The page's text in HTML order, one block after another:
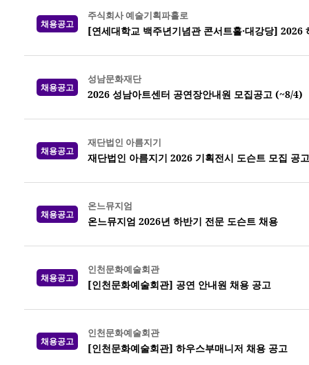
채용공고
주식회사 예술기획파홀로
[연세대학교 백주년기념관 콘서트홀·대강당] 2026
채용공고
성남문화재단
2026 성남아트센터 공연장안내원 모집공고 (~8/4)
채용공고
재단법인 아름지기
재단법인 아름지기 2026 기획전시 도슨트 모집 공고
채용공고
온느뮤지엄
온느뮤지엄 2026년 하반기 전문 도슨트 채용
채용공고
인천문화예술회관
[인천문화예술회관] 공연 안내원 채용 공고
채용공고
인천문화예술회관
[인천문화예술회관] 하우스부매니저 채용 공고